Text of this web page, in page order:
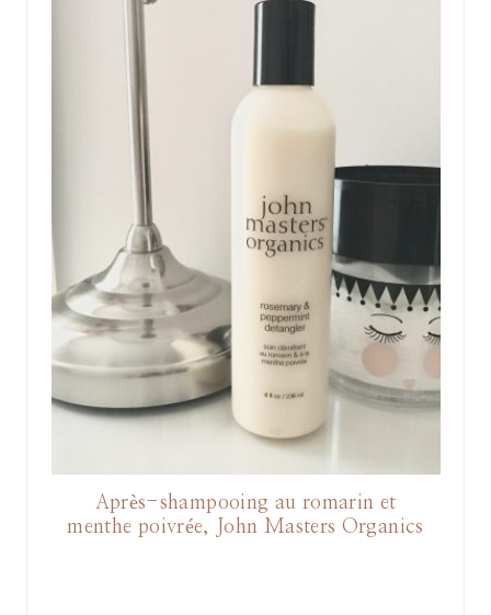
Après-shampooing au romarin et
menthe poivrée, John Masters Organics